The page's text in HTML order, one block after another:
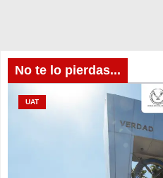
No te lo pierdas...
UAT